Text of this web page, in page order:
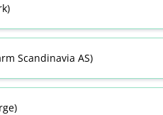
Scandinavia AS)